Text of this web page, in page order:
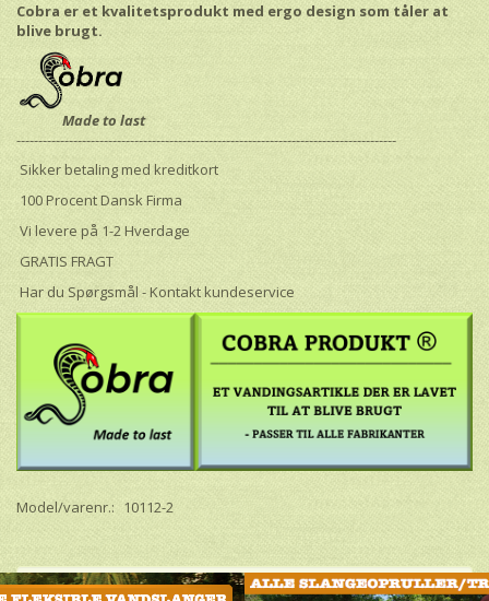
Cobra er et kvalitetsprodukt med ergo design som tåler at
blive brugt.
Made to last
---------------------------------------------------------------------------------------
Sikker betaling med kreditkort
100 Procent Dansk Firma
Vi levere på 1-2 Hverdage
GRATIS FRAGT
Har du Spørgsmål - Kontakt kundeservice
Model/varenr.: 10112-2